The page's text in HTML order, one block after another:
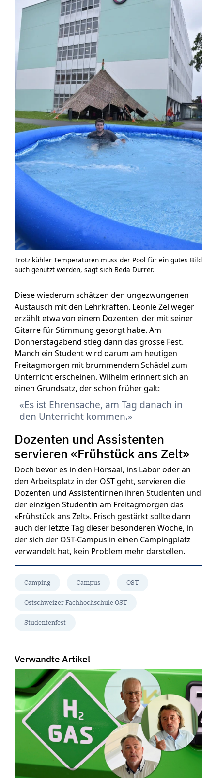
Trotz kühler Temperaturen muss der Pool für ein gutes Bild
auch genutzt werden, sagt sich Beda Durrer.
Diese wiederum schätzen den ungezwungenen
Austausch mit den Lehrkräften. Leonie Zellweger
erzählt etwa von einem Dozenten, der mit seiner
Gitarre für Stimmung gesorgt habe. Am
Donnerstagabend stieg dann das grosse Fest.
Manch ein Student wird darum am heutigen
Freitagmorgen mit brummendem Schädel zum
Unterricht erscheinen. Wilhelm erinnert sich an
einen Grundsatz, der schon früher galt:
Es ist Ehrensache, am Tag danach in
den Unterricht kommen.
Dozenten und Assistenten
servieren «Frühstück ans Zelt»
Doch bevor es in den Hörsaal, ins Labor oder an
den Arbeitsplatz in der OST geht, servieren die
Dozenten und Assistentinnen ihren Studenten und
der einzigen Studentin am Freitagmorgen das
«Frühstück ans Zelt». Frisch gestärkt sollte dann
auch der letzte Tag dieser besonderen Woche, in
der sich der OST-Campus in einen Campingplatz
verwandelt hat, kein Problem mehr darstellen.
Camping Campus OST
Ostschweizer Fachhochschule OST
Studentenfest
Verwandte Artikel